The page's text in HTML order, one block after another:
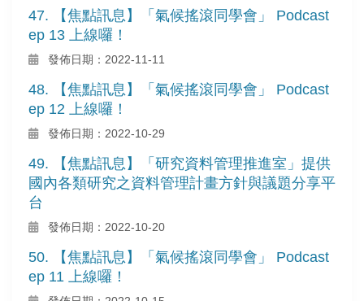
47. 【焦點訊息】「氣候搖滾同學會」 Podcast
ep 13 上線囉！
發佈日期：2022-11-11
48. 【焦點訊息】「氣候搖滾同學會」 Podcast
ep 12 上線囉！
發佈日期：2022-10-29
49. 【焦點訊息】「研究資料管理推進室」提供
國內各類研究之資料管理計畫方針與議題分享平
台
發佈日期：2022-10-20
50. 【焦點訊息】「氣候搖滾同學會」 Podcast
ep 11 上線囉！